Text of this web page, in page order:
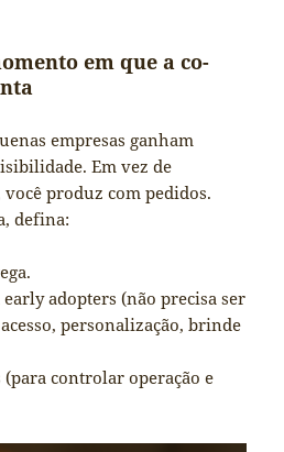
em que a co-
empresas ganham
Em vez de
produz com pedidos.
defina:
adopters (não precisa ser
personalização, brinde
controlar operação e